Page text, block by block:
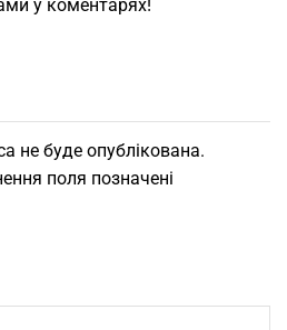
у коментарях!
не буде опублікована.
поля позначені